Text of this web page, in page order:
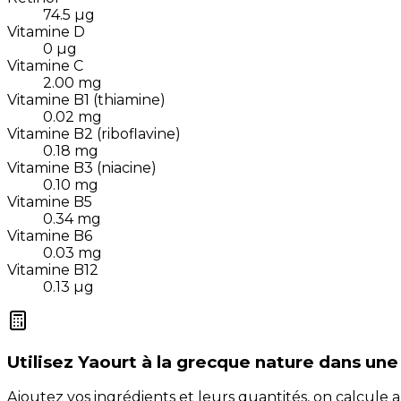
74.5 µg
Vitamine D
0 µg
Vitamine C
2.00 mg
Vitamine B1 (thiamine)
0.02 mg
Vitamine B2 (riboflavine)
0.18 mg
Vitamine B3 (niacine)
0.10 mg
Vitamine B5
0.34 mg
Vitamine B6
0.03 mg
Vitamine B12
0.13 µg
Utilisez Yaourt à la grecque nature dans
Ajoutez vos ingrédients et leurs quantités, on